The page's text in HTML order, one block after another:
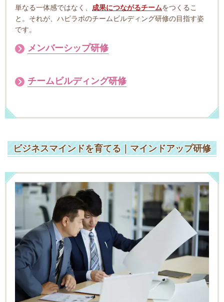
単なる一体感ではなく、 成果につながるチームをつくるこ
と。 それが、ハピラボのチームビルディング研修の目指す姿
です。
メンバーシップ研修
チームビルディング研修
ビジネスマインドを育てる｜マインドアップ研修